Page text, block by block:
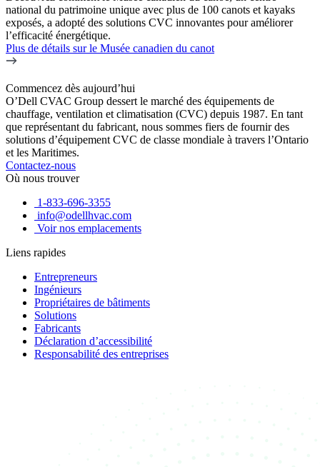
national du patrimoine unique avec plus de 100 canots et kayaks
exposés, a adopté des solutions CVC innovantes pour améliorer
l’efficacité énergétique.
Plus de détails sur le Musée canadien du canot
Commencez dès aujourd’hui
O’Dell CVAC Group dessert le marché des équipements de
chauffage, ventilation et climatisation (CVC) depuis 1987. En tant
que représentant du fabricant, nous sommes fiers de fournir des
solutions d’équipement CVC de classe mondiale à travers l’Ontario
et les Maritimes.
Contactez-nous
Où nous trouver
1-833-696-3355
info@odellhvac.com
Voir nos emplacements
Liens rapides
Entrepreneurs
Ingénieurs
Propriétaires de bâtiments
Solutions
Fabricants
Déclaration d’accessibilité
Responsabilité des entreprises